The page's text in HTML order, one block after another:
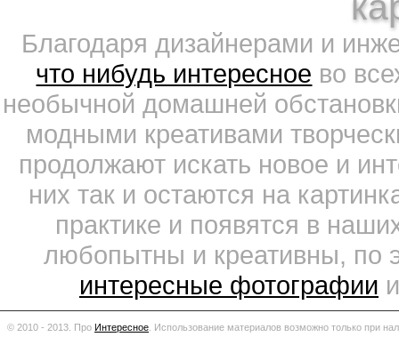
Благодаря дизайнерами и
что нибудь интересное во
необычной домашней
модными креативами
продолжают искать новое и
них так и остаются на
практике и появятся в
любопытны и креативны, по
интересные фотографии
© 2010 - 2013. Про Интересное Использование материалов возможно только при